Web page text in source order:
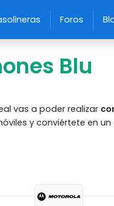
Foros
Blu
vas a poder realizar
y conviértete en un